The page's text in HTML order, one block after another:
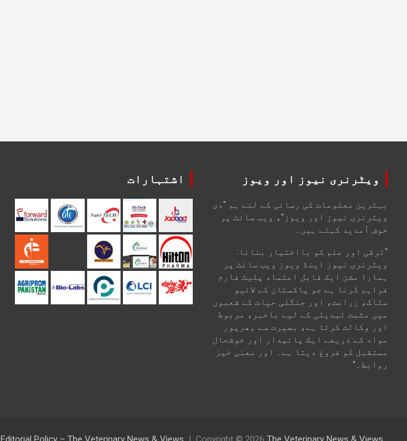
ویٹرنری نیوز اور ویوز
بہترین معلومات کی رسائی کے لئے ہم "دی
ویٹرنری نیوز اور ویوز"، ویب سائٹ پر
خوش آمدید کہتے ہیں۔
"ترقی اور علم کو بااختیار بنانا:
ویٹرنری نیوز اینڈ ویوز ویب سائٹ پر
ہمارا مشن ایک قابل اعتماد پلیٹ فارم
فراہم کرنا ہے جو پاکستان کے لائیو
سٹاک، زراعت، اور جنگلی حیات کے شعبوں
میں مثبت تبدیلی کے لیے باخبر، مربوط
اور وکالت کرتا ہے، بصیرت سے بھرپور
مواد کے ذریعے ایک پائیدار اور خوشحال
مستقبل کو فروغ دیتا ہے۔ اور معنی خیز
روابط۔"
اشتہارات